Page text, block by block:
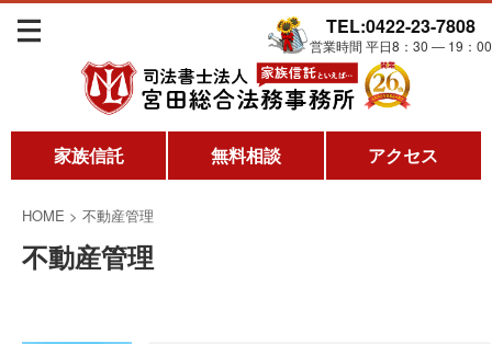
TEL:0422-23-7808
営業時間 平日8：30 ― 19：00
家族信託 無料相談 アクセス
HOME > 不動産管理
不動産管理